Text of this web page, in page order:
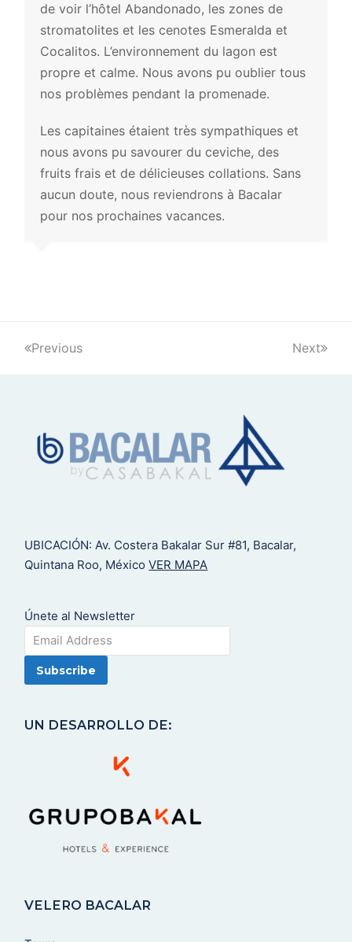
de voir l’hôtel Abandonado, les zones de
stromatolites et les cenotes Esmeralda et
Cocalitos. L’environnement du lagon est
propre et calme. Nous avons pu oublier tous
nos problèmes pendant la promenade.
Les capitaines étaient très sympathiques et
nous avons pu savourer du ceviche, des
fruits frais et de délicieuses collations. Sans
aucun doute, nous reviendrons à Bacalar
pour nos prochaines vacances.
Previous Next
UBICACIÓN: Av. Costera Bakalar Sur #81, Bacalar,
Quintana Roo, MéxicoVER MAPA
Únete al Newsletter
UN DESARROLLO DE:
VELERO BACALAR